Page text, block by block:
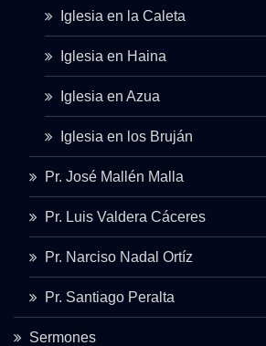
Iglesia en la Caleta
Iglesia en Haina
Iglesia en Azua
Iglesia en los Bruján
Pr. José Mallén Malla
Pr. Luis Valdera Cáceres
Pr. Narciso Nadal Ortíz
Pr. Santiago Peralta
Sermones